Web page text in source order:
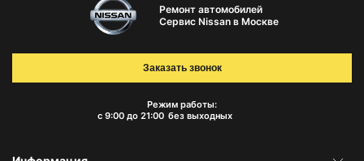
Ремонт автомобилей
Сервис Nissan в Москве
Режим работы:
с 9:00 до 21:00 без выходных
Заказать звонок